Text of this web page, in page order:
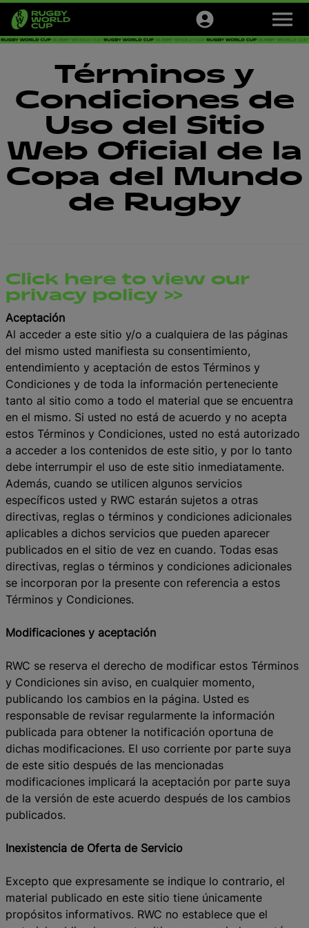
M
n
Tickets
Official Store
Newsletter
Términos y
Condiciones de
Uso del Sitio
Web Oficial de la
Copa del Mundo
de Rugby
Click here to view our
privacy policy >>
Aceptación
Al acceder a este sitio y/o a cualquiera de las páginas
del mismo usted manifiesta su consentimiento,
entendimiento y aceptación de estos Términos y
Condiciones y de toda la información perteneciente
tanto al sitio como a todo el material que se encuentra
en el mismo. Si usted no está de acuerdo y no acepta
estos Términos y Condiciones, usted no está autorizado
a acceder a los contenidos de este sitio, y por lo tanto
debe interrumpir el uso de este sitio inmediatamente.
Además, cuando se utilicen algunos servicios
específicos usted y RWC estarán sujetos a otras
directivas, reglas o términos y condiciones adicionales
aplicables a dichos servicios que pueden aparecer
publicados en el sitio de vez en cuando. Todas esas
directivas, reglas o términos y condiciones adicionales
se incorporan por la presente con referencia a estos
Términos y Condiciones.
Modificaciones y aceptación
RWC se reserva el derecho de modificar estos Términos
y Condiciones sin aviso, en cualquier momento,
publicando los cambios en la página. Usted es
responsable de revisar regularmente la información
publicada para obtener la notificación oportuna de
dichas modificaciones. El uso corriente por parte suya
de este sitio después de las mencionadas
modificaciones implicará la aceptación por parte suya
de la versión de este acuerdo después de los cambios
publicados.
Inexistencia de Oferta de Servicio
Excepto que expresamente se indique lo contrario, el
material publicado en este sitio tiene únicamente
propósitos informativos. RWC no establece que el